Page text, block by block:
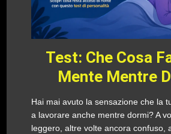
Test: Che Cosa
Mente Mentre
Hai mai avuto la sensazione che la
a lavorare anche mentre dormi? A
leggero, altre volte ancora confuso,